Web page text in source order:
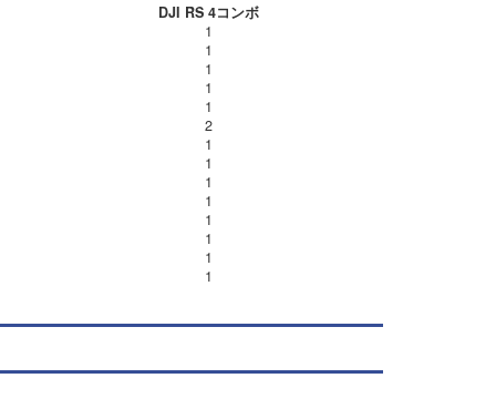
DJI RS 4コンボ
1
1
1
1
1
2
1
1
1
1
1
1
1
1